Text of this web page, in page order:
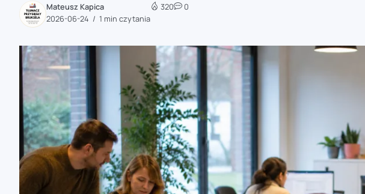
zaobserwuj nas
zaobserwuj nas
zaobserwuj nas
zaobserwuj nas
Mateusz Kapica
2026-06-24
1 min czytania
320 0